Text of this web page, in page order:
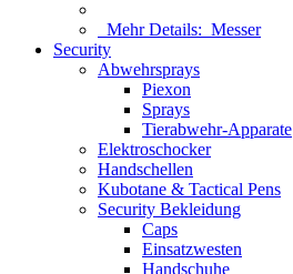
Mehr Details: Messer
Security
Abwehrsprays
Piexon
Sprays
Tierabwehr-Apparate
Elektroschocker
Handschellen
Kubotane & Tactical Pens
Security Bekleidung
Caps
Einsatzwesten
Handschuhe